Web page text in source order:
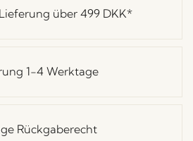
über 499 DKK*
1-4 Werktage
Rückgaberecht